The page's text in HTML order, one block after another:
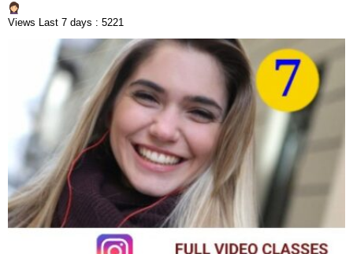
Views Last 7 days : 5221